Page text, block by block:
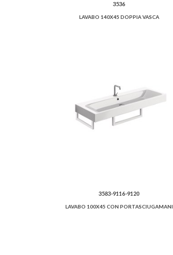
3536
LAVABO 140X45 DOPPIA VASCA
3583-9116-9120
LAVABO 100X45 CON PORTASCIUGAMANI